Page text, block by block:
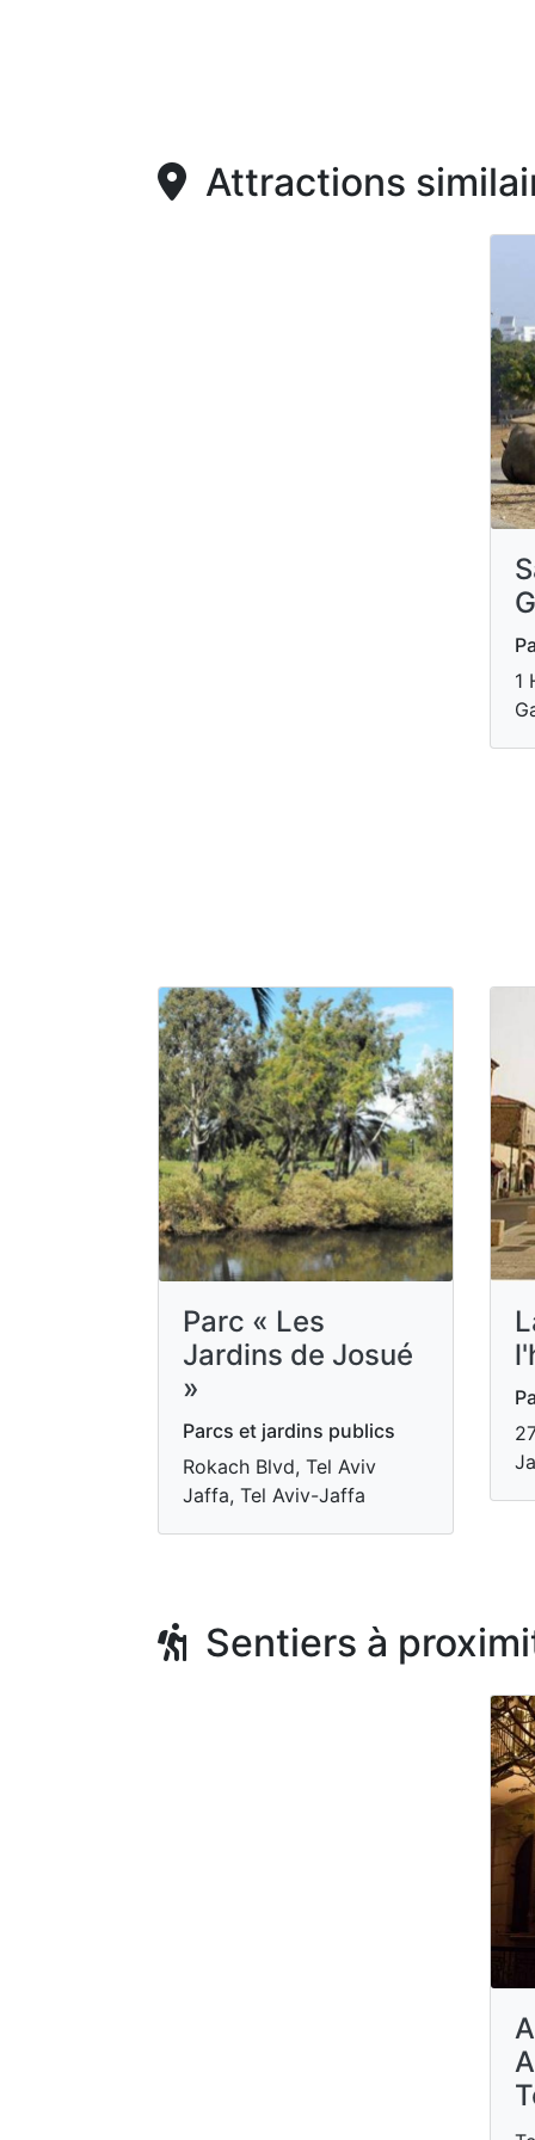
Attractions
1
Parc « Les
Jardins de Josué
»
Parcs et jardins publics
Rokach Blvd, Tel Aviv
Jaffa, Tel Aviv-Jaffa
Sentiers à